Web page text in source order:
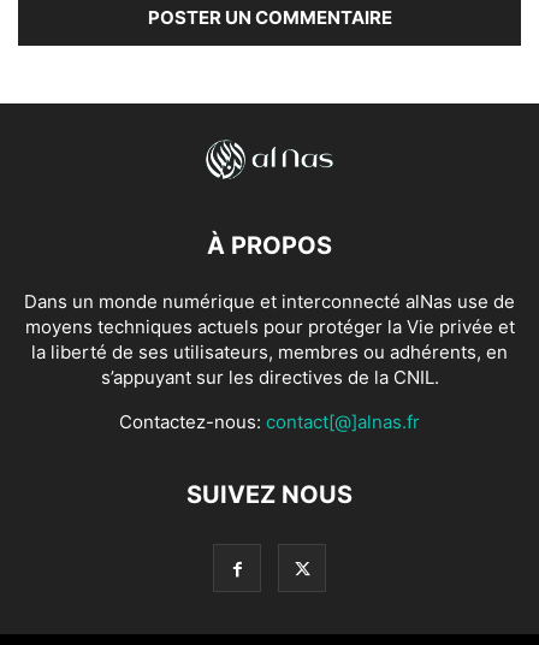
À PROPOS
Dans un monde numérique et interconnecté alNas use de
moyens techniques actuels pour protéger la Vie privée et
la liberté de ses utilisateurs, membres ou adhérents, en
s’appuyant sur les directives de la CNIL.
Contactez-nous: contact[@]alnas.fr
SUIVEZ NOUS